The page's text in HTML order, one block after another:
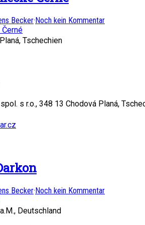
Becker·Noch kein Kommentar
Tschechien
s r.o., 348 13 Chodová Planá,
Becker·Noch kein Kommentar
Deutschland